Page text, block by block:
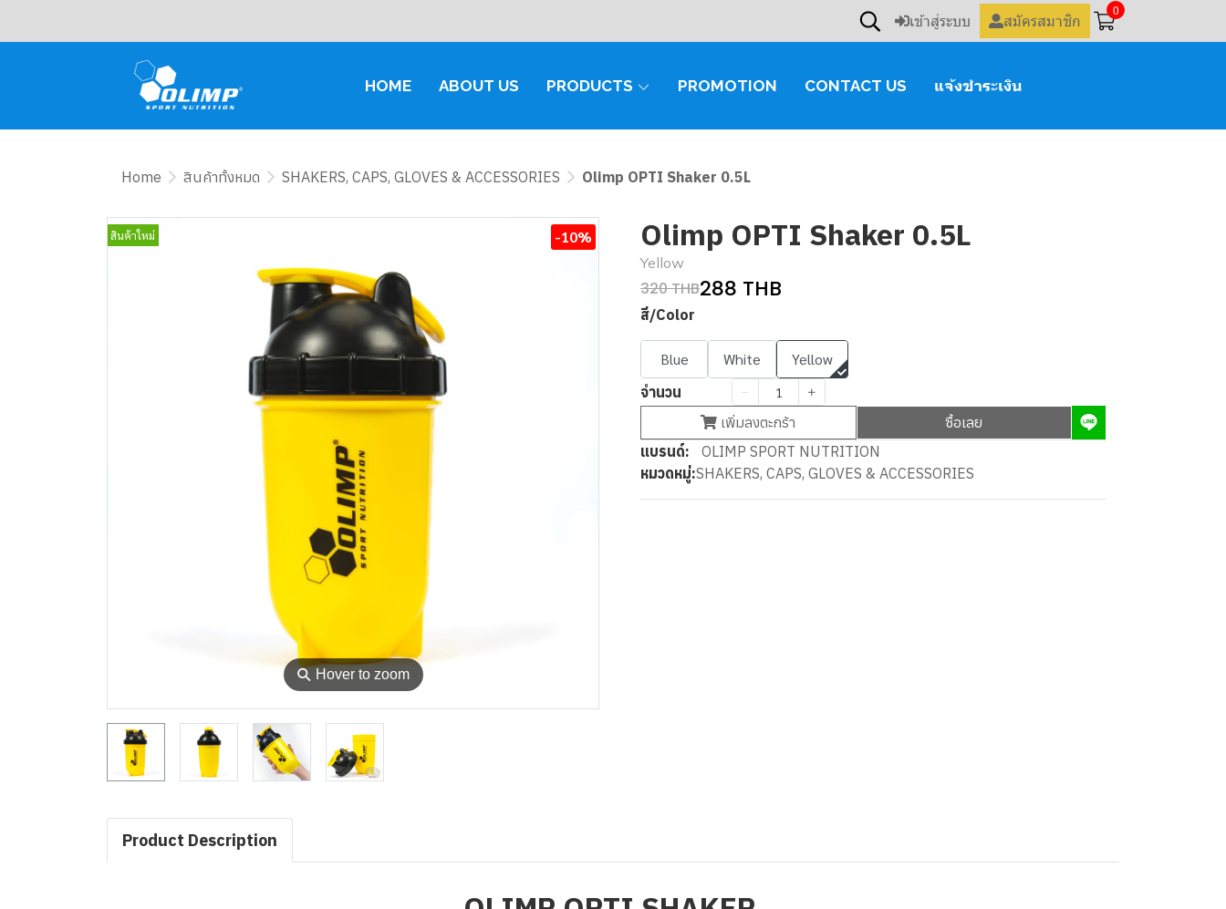
เข้าสู่ระบบ สมัครสมาชิก
0
HOME ABOUT US PRODUCTS PROMOTION CONTACT US แจ้งชำระเงิน
Home สินค้าทั้งหมด SHAKERS, CAPS, GLOVES & ACCESSORIES Olimp OPTI Shaker 0.5L
⚲Hover to zoom
สินค้าใหม่ -10% Olimp OPTI Shaker 0.5L
Yellow
320 THB288 THB
สี/Color
Blue White Yellow
จำนวน
เพิ่มลงตะกร้า
ซื้อเลย
แบรนด์:
OLIMP SPORT NUTRITION
หมวดหมู่:SHAKERS, CAPS, GLOVES & ACCESSORIES
Product Description